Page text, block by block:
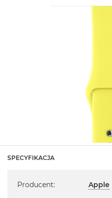
SPECYFIKACJA
Producent: Apple